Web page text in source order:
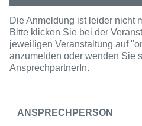
Die Anmeldung ist leider nicht
Bitte klicken Sie bei der
jeweiligen Veranstaltung auf
anzumelden oder wenden Sie
AnsprechpartnerIn.
ANSPRECHPERSON